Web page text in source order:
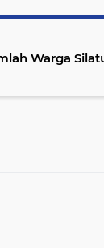
Warga